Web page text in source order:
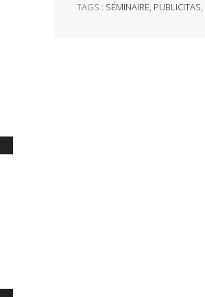
TAGS : SÉMINAIRE, PUBLICITAS,